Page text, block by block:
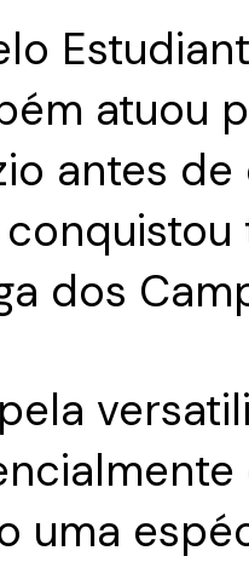
atuou
antes
dos
uma